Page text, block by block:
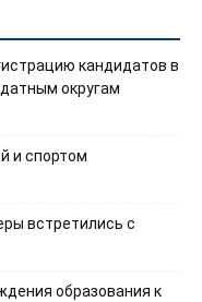
кандидатов в
округам
и спортом
встретились с
образования к